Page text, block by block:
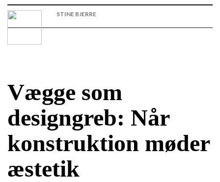
STINE BJERRE
Vægge som
designgreb: Når
konstruktion møder
æstetik